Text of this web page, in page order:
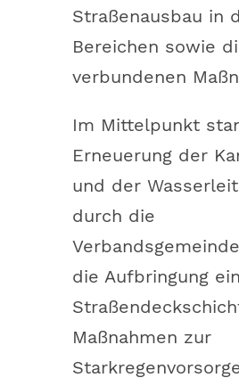
Straßenausbau in
Bereichen sowie
verbundenen
Im Mittelpunkt
Erneuerung der
und der
durch die
die Aufbringung
Maßnahmen zur